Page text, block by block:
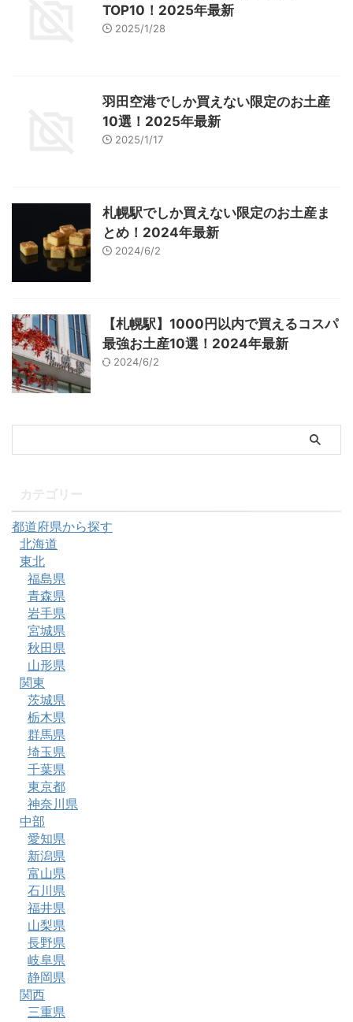
TOP10！2025年最新
2025/1/28
羽田空港でしか買えない限定のお土産
10選！2025年最新
2025/1/17
札幌駅でしか買えない限定のお土産ま
とめ！2024年最新
2024/6/2
【札幌駅】1000円以内で買えるコスパ
最強お土産10選！2024年最新
2024/6/2
都道府県から探す
北海道
東北
福島県
青森県
岩手県
宮城県
秋田県
山形県
関東
茨城県
栃木県
群馬県
埼玉県
千葉県
東京都
神奈川県
中部
愛知県
新潟県
富山県
石川県
福井県
山梨県
長野県
岐阜県
静岡県
関西
三重県